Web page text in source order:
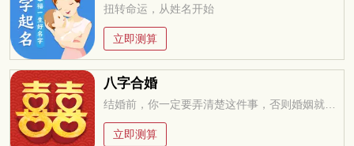
扭转命运，从姓名开始
立即测算
八字合婚
结婚前，你一定要弄清楚这件事，否则婚姻就是你的坟墓
立即测算